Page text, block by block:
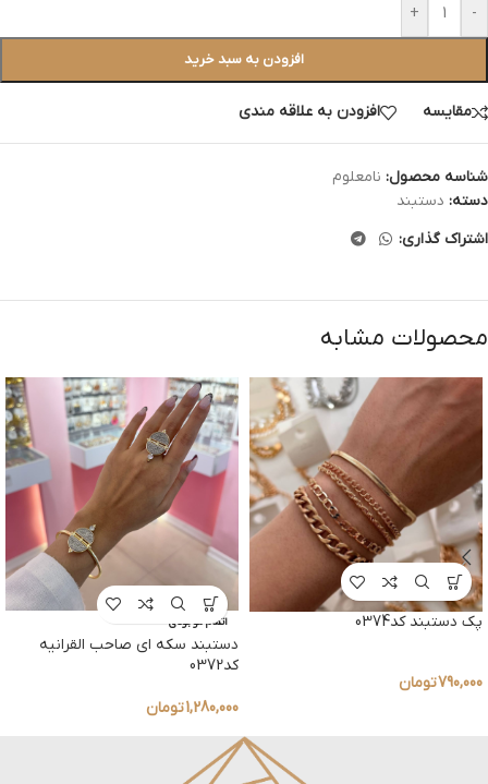
-
+
افزودن به سبد خرید
مقایسه افزودن به علاقه مندی
شناسه محصول: نامعلوم
دسته: دستبند
اشتراک گذاری:
محصولات مشابه
پک دستبند کد0374
790,000تومان
اتمام موجودی
دستبند سکه ای صاحب القرانیه
کد0372
1,280,000تومان